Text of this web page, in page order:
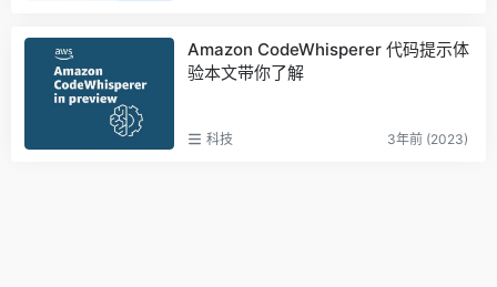
Amazon CodeWhisperer 代码提示体
验本文带你了解
科技 3年前 (2023)